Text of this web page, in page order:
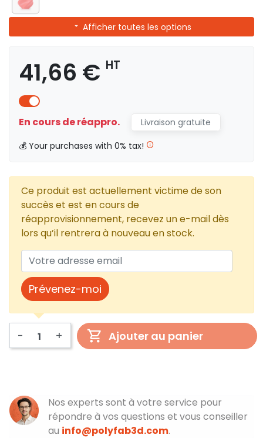
Afficher toutes les options
41,66 € HT
En cours de réappro.
Livraison gratuite
💰 Your purchases with 0% tax!
Ce produit est actuellement victime de son
succès et est en cours de
réapprovisionnement, recevez un e-mail dès
lors qu’il rentrera à nouveau en stock.
Prévenez-moi
- + Ajouter au panier
Nos experts sont à votre service pour
répondre à vos questions et vous conseiller
au info@polyfab3d.com.